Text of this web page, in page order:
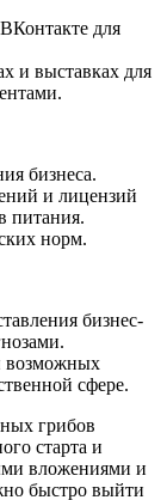
для
и выставках для
бизнеса.
и лицензий
питания.
норм.
бизнес-
возможных
сфере.
грибов
старта и
вложениями и
быстро выйти